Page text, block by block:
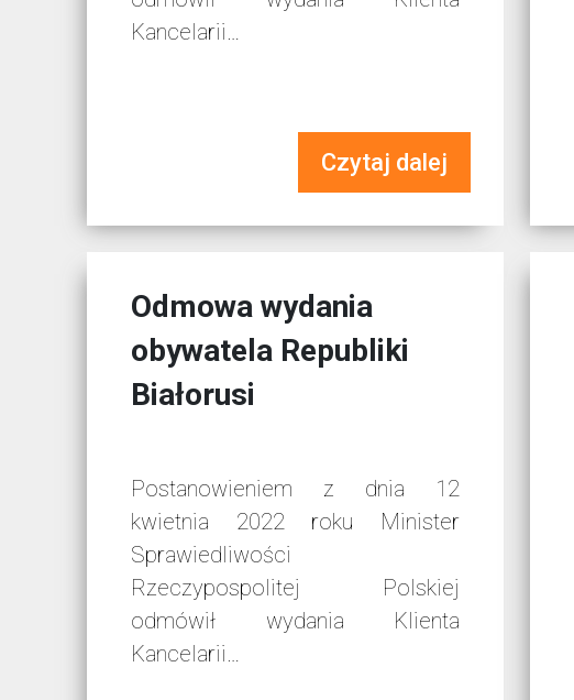
Kancelarii…
Czytaj dalej
Odmowa wydania
obywatela Republiki
Białorusi
Postanowieniem z dnia 12
kwietnia 2022 roku Minister
Sprawiedliwości
Rzeczypospolitej Polskiej
odmówił wydania Klienta
Kancelarii…